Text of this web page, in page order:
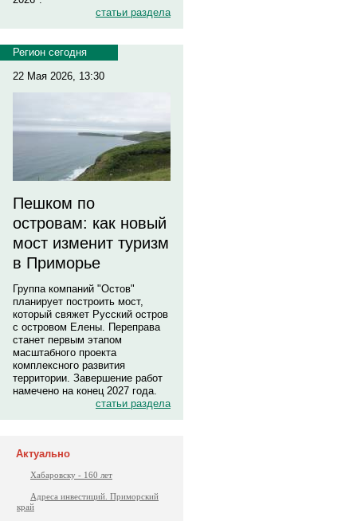
статьи раздела
Регион сегодня
22 Мая 2026, 13:30
Пешком по
островам: как новый
мост изменит туризм
в Приморье
Группа компаний "Остов"
планирует построить мост,
который свяжет Русский остров
с островом Елены. Переправа
станет первым этапом
масштабного проекта
комплексного развития
территории. Завершение работ
намечено на конец 2027 года.
статьи раздела
Актуально
Хабаровску - 160 лет
Адреса инвестиций. Приморский
край